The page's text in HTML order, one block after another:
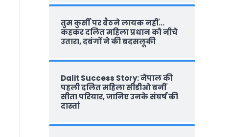
तुम कुर्सी पर बैठने लायक नहीं…
कहकर दलित महिला प्रधान को नीचे
उतारा, दबंगों ने की बदसलूकी
Dalit Success Story: नेपाल की
पहली दलित महिला सीडीओ बनीं
सीता परियार, जानिए उनके संघर्ष की
दास्‍तां